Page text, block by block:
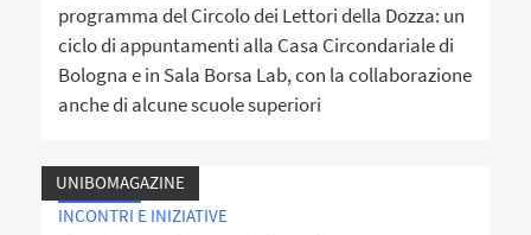
programma del Circolo dei Lettori della Dozza: un
ciclo di appuntamenti alla Casa Circondariale di
Bologna e in Sala Borsa Lab, con la collaborazione
anche di alcune scuole superiori
UNIBOMAGAZINE
INCONTRI E INIZIATIVE